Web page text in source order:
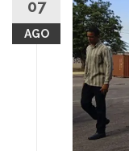
content
07
AGO